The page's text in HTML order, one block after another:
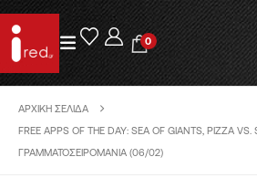
0
ΑΡΧΙΚΉ ΣΕΛΊΔΑ
FREE APPS OF THE DAY: SEA OF GIANTS, PIZZA VS.
ΓΡΑΜΜΑΤΟΣΕΙΡΟΜΑΝΊΑ (06/02)